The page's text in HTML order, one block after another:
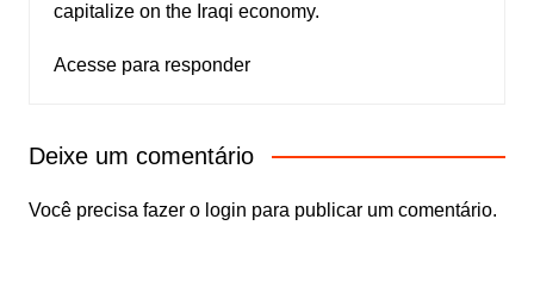
capitalize on the Iraqi economy.
Acesse para responder
Deixe um comentário
Você precisa fazer o login para publicar um comentário.